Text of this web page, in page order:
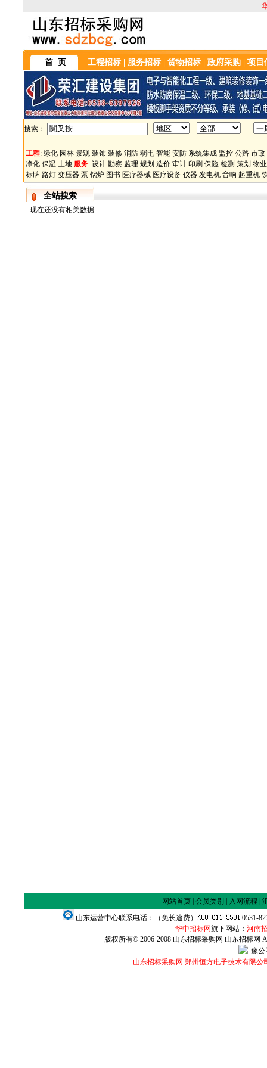
首 页 工程招标 服务招标 货物招标 政府采购 项目
搜索：
工程: 绿化 园林 景观 装饰 装修 消防 弱电 智能 安防 系统集成 监控 公路 市政
净化 保温 土地 服务: 设计 勘察 监理 规划 造价 审计 印刷 保险 检测 策划 物业
标牌 路灯 变压器 泵 锅炉 图书 医疗器械 医疗设备 仪器 发电机 音响 起重机
全站搜索
现在还没有相关数据
网站首页| 会员类别 入网流程
山东运营中心联系电话：（免长途费）
0531-
华中招标网旗下网站： 河南
版权所有© 2006-2008 山东招标采购网 山东招标网
豫公
山东招标采购网 郑州恒方电子技术有限